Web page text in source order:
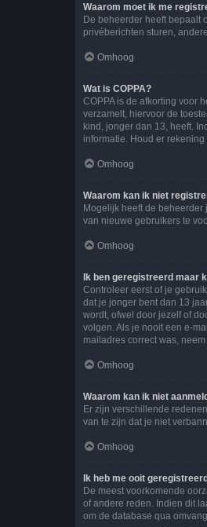
Waarom moet ik me
De beheerder heeft bepaalt
privéberichten sturen,
Omhoog
Wat is COPPA?
COPPA is de afkorting voor
verzamelt, hiervoor de
kind, jonger dan 13, heeft.
informatie. Houd er
Omhoog
Waarom kan ik niet
Mogelijk heeft de
van nieuwe gebruikers te
Omhoog
Ik ben geregistreerd maar
Controleer eerst of je
dat je jonger bent dan 13
wordt, ofwel door jezelf of
volgen. Als je nooit een e-
mailadres correct was,
Omhoog
Waarom kan ik niet
Er zijn verschillende
van te zijn dat je niet
Omhoog
Ik heb me ooit
De meest voorkomende
of andere reden. Indien dit
om de database qua